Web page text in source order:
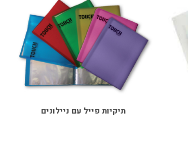
תיקיות פייל עם ניילונים